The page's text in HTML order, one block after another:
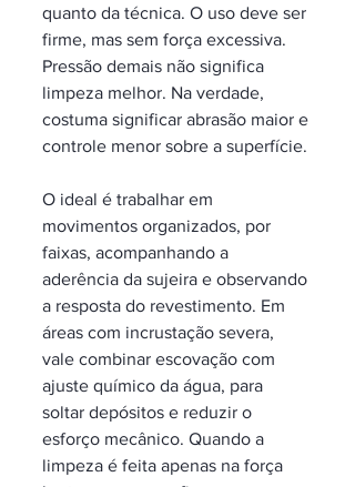
quanto da técnica. O uso deve ser
firme, mas sem força excessiva.
Pressão demais não significa
limpeza melhor. Na verdade,
costuma significar abrasão maior e
controle menor sobre a superfície.
O ideal é trabalhar em
movimentos organizados, por
faixas, acompanhando a
aderência da sujeira e observando
a resposta do revestimento. Em
áreas com incrustação severa,
vale combinar escovação com
ajuste químico da água, para
soltar depósitos e reduzir o
esforço mecânico. Quando a
limpeza é feita apenas na força